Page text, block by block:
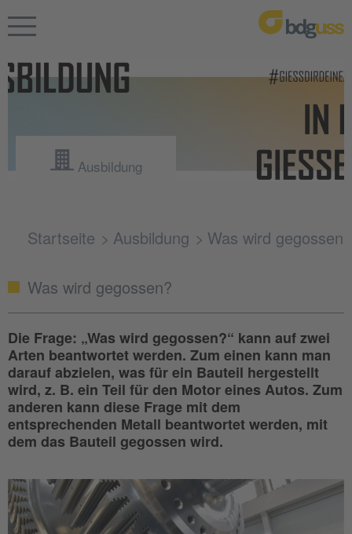
Ausbildung
Startseite Ausbildung Was wird gegossen
Was wird gegossen?
Die Frage: „Was wird gegossen?“ kann auf zwei
Arten beantwortet werden. Zum einen kann man
darauf abzielen, was für ein Bauteil hergestellt
wird, z. B. ein Teil für den Motor eines Autos. Zum
anderen kann diese Frage mit dem
entsprechenden Metall beantwortet werden, mit
dem das Bauteil gegossen wird.